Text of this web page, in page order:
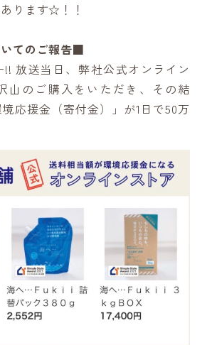
ります☆！！
てのご報告■
放送当日、弊社公式オンライン
山のご購入をいただき、その結
応援金（寄付金）」が1日で50万